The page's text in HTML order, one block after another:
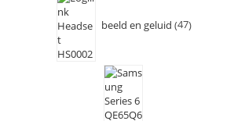
beeld en geluid 47